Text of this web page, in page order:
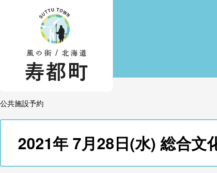
公共施設予約
2021年 7月28日(水) 総合